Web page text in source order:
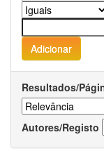
Resultados/
Autores/Registo